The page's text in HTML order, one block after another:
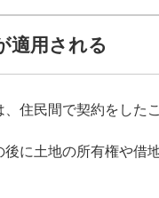
適用される
住民間で契約をした
に土地の所有権や借